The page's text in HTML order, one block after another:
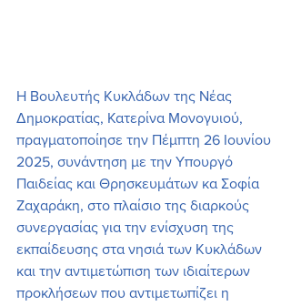
Η Βουλευτής Κυκλάδων της Νέας
Δημοκρατίας, Κατερίνα Μονογυιού,
πραγματοποίησε την Πέμπτη 26 Ιουνίου
2025, συνάντηση με την Υπουργό
Παιδείας και Θρησκευμάτων κα Σοφία
Ζαχαράκη, στο πλαίσιο της διαρκούς
συνεργασίας για την ενίσχυση της
εκπαίδευσης στα νησιά των Κυκλάδων
και την αντιμετώπιση των ιδιαίτερων
προκλήσεων που αντιμετωπίζει η